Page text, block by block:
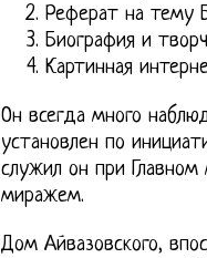
Реферат на тему
Биография и
Картинная
Он всегда много
установлен по
служил он при
миражем.
Дом Айвазовского,